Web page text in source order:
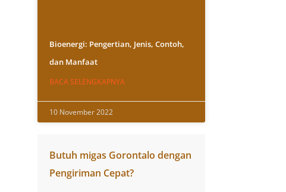
Bioenergi: Pengertian, Jenis, Contoh,
dan Manfaat
BACA SELENGKAPNYA
10 November 2022
Butuh migas Gorontalo dengan
Pengiriman Cepat?